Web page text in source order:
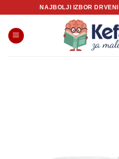
content
NAJBOLJI IZBOR